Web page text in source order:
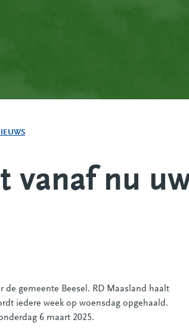
vanaf nu
de gemeente Beesel. RD Maasland haalt
iedere week op woensdag opgehaald.
6 maart 2025.